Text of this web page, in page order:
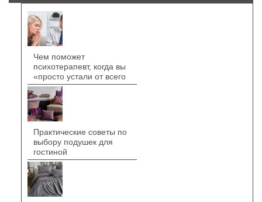
Чем поможет
психотерапевт, когда вы
«просто устали от всего
Практические советы по
выбору подушек для
гостиной